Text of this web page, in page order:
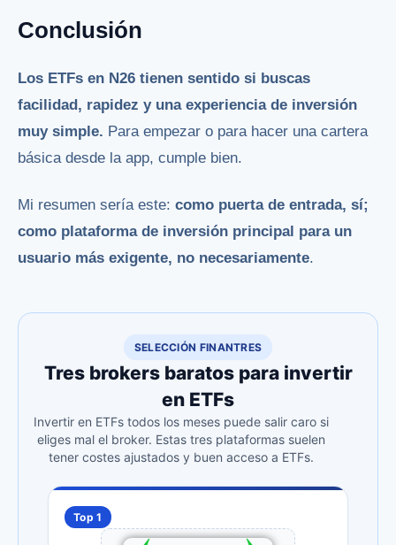
Conclusión
Los ETFs en N26 tienen sentido si buscas
facilidad, rapidez y una experiencia de inversión
muy simple. Para empezar o para hacer una cartera
básica desde la app, cumple bien.
Mi resumen sería este: como puerta de entrada, sí;
como plataforma de inversión principal para un
usuario más exigente, no necesariamente.
SELECCIÓN FINANTRES
Tres brokers baratos para invertir
en ETFs
Invertir en ETFs todos los meses puede salir caro si
eliges mal el broker. Estas tres plataformas suelen
tener costes ajustados y buen acceso a ETFs.
Top 1